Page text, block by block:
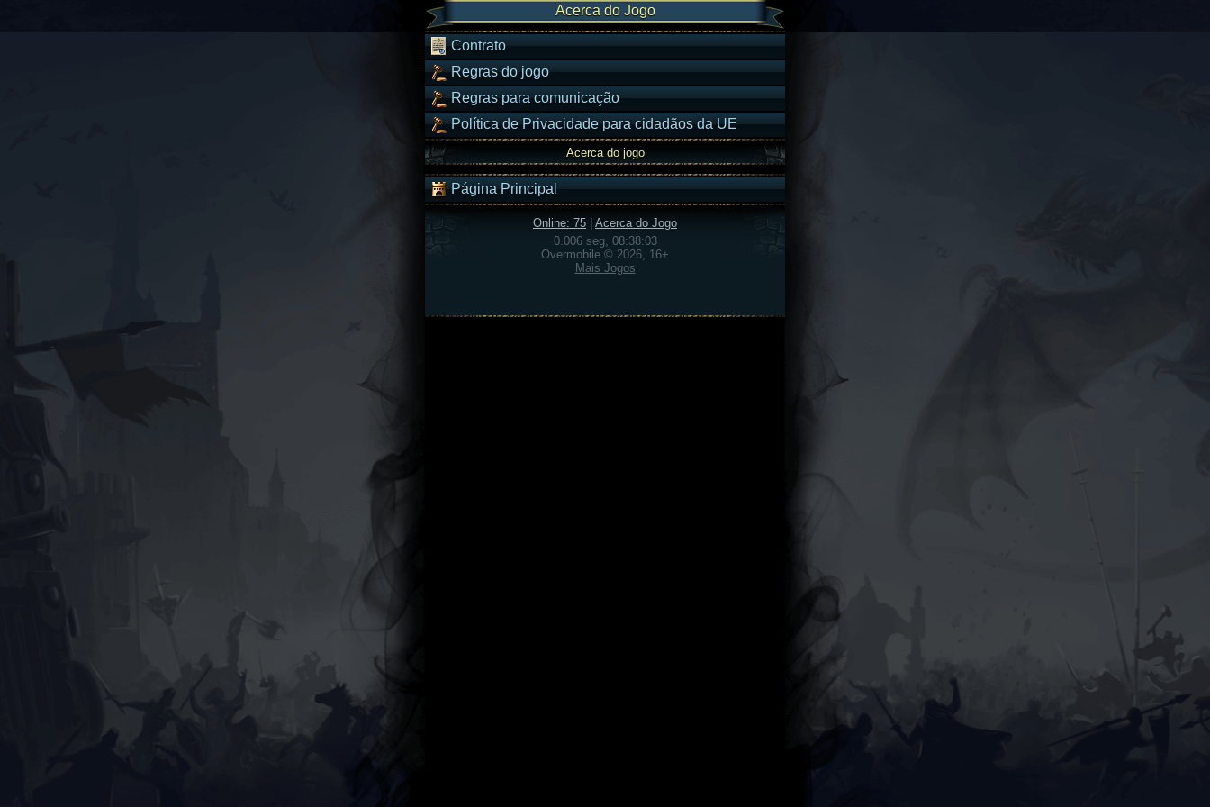
Acerca do Jogo
Contrato
Regras do jogo
Regras para comunicação
Política de Privacidade para cidadãos da UE
Acerca do jogo
Página Principal
Online: 75
Acerca do Jogo
0.006 seg, 08:38:03
Overmobile © 2026, 16+
Mais Jogos